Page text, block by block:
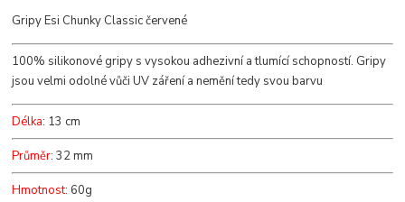
Gripy Esi Chunky Classic červené
100% silikonové gripy s vysokou adhezivní a tlumící schopností. Gripy
jsou velmi odolné vůči UV záření a nemění tedy svou barvu
Délka: 13 cm
Průměr: 32 mm
Hmotnost: 60g